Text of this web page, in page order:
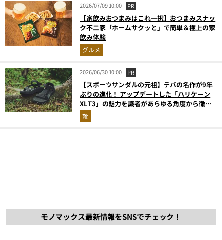
2026/07/09 10:00 PR
【家飲みおつまみはこれ一択】おつまみスナッ
ク不二家「ホームサクッと」で簡単＆極上の家
飲み体験
グルメ
2026/06/30 10:00 PR
【スポーツサンダルの元祖】テバの名作が9年
ぶりの進化！ アップデートした「ハリケーン
XLT3」の魅力を識者があらゆる角度から徹底
解説！
靴
モノマックス最新情報をSNSでチェック！